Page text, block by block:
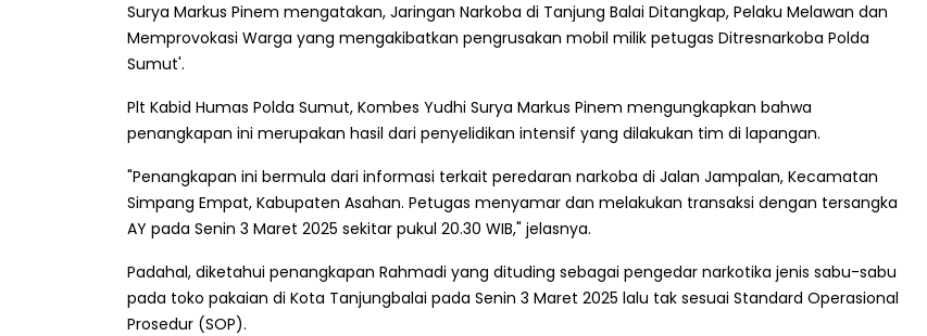
Surya Markus Pinem mengatakan, Jaringan Narkoba di Tanjung Balai Ditangkap, Pelaku Melawan dan
Memprovokasi Warga yang mengakibatkan pengrusakan mobil milik petugas Ditresnarkoba Polda
Sumut'.
Plt Kabid Humas Polda Sumut, Kombes Yudhi Surya Markus Pinem mengungkapkan bahwa
penangkapan ini merupakan hasil dari penyelidikan intensif yang dilakukan tim di lapangan.
"Penangkapan ini bermula dari informasi terkait peredaran narkoba di Jalan Jampalan, Kecamatan
Simpang Empat, Kabupaten Asahan. Petugas menyamar dan melakukan transaksi dengan tersangka
AY pada Senin 3 Maret 2025 sekitar pukul 20.30 WIB," jelasnya.
Padahal, diketahui penangkapan Rahmadi yang dituding sebagai pengedar narkotika jenis sabu-sabu
pada toko pakaian di Kota Tanjungbalai pada Senin 3 Maret 2025 lalu tak sesuai Standard Operasional
Prosedur (SOP).